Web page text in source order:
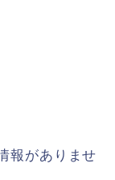
報がありませ